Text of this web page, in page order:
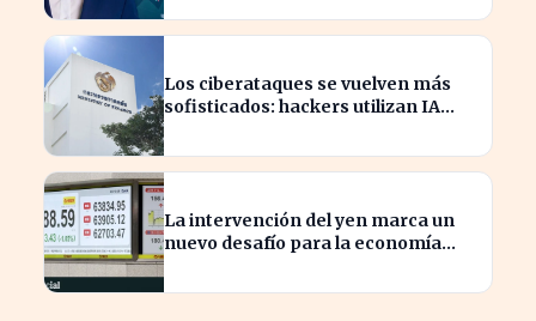
Los ciberataques se vuelven más
sofisticados: hackers utilizan IA
La intervención del yen marca un
nuevo desafío para la economía